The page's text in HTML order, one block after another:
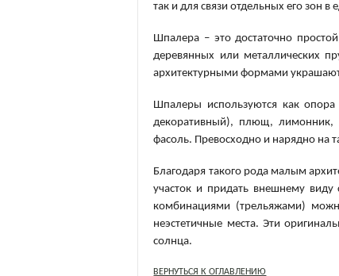
так и для связи отдельных его зон
Шпалера – это достаточно
деревянных или металлических
архитектурными формами
Шпалеры используются как
декоративный), плющ, лимонник,
фасоль. Превосходно и нарядно на
Благодаря такого рода малым
участок и придать внешнему
комбинациями (трельяжами)
неэстетичные места. Эти
солнца.
ВЕРНУТЬСЯ К ОГЛАВЛЕНИЮ